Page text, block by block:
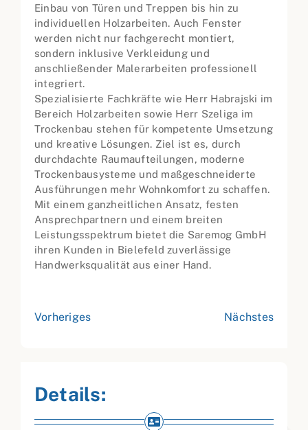
Einbau von Türen und Treppen bis hin zu
individuellen Holzarbeiten. Auch Fenster
werden nicht nur fachgerecht montiert,
sondern inklusive Verkleidung und
anschließender Malerarbeiten professionell
integriert.
Spezialisierte Fachkräfte wie Herr Habrajski im
Bereich Holzarbeiten sowie Herr Szeliga im
Trockenbau stehen für kompetente Umsetzung
und kreative Lösungen. Ziel ist es, durch
durchdachte Raumaufteilungen, moderne
Trockenbausysteme und maßgeschneiderte
Ausführungen mehr Wohnkomfort zu schaffen.
Mit einem ganzheitlichen Ansatz, festen
Ansprechpartnern und einem breiten
Leistungsspektrum bietet die Saremog GmbH
ihren Kunden in Bielefeld zuverlässige
Handwerksqualität aus einer Hand.
Vorheriges Nächstes
Details: